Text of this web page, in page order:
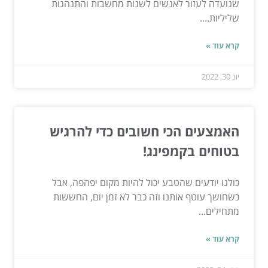
שנועדה לעזור לאנשים לשנות מחשבות והתנהגות
שליליות....
קרא עוד »
יונ 30, 2022
האמצעים הכי חשובים כדי להרגיש
בטוחים בקמפינג!
כולנו יודעים שהטבע יכול להיות מקום יפהפה, אבל
כשחושך עוטף אותנו וזה כבר לא זמן יום, החששות
מתחילים...
קרא עוד »